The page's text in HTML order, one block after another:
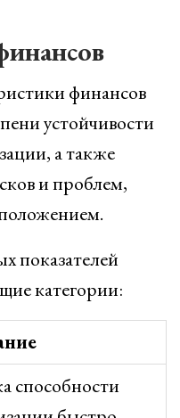
финансов
устойчивости
а также
и проблем,
показателей
категории:
способности